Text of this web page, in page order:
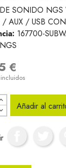
SONIDO NGS
/ AUX / USB
167700-
NGS
€
Añadir al